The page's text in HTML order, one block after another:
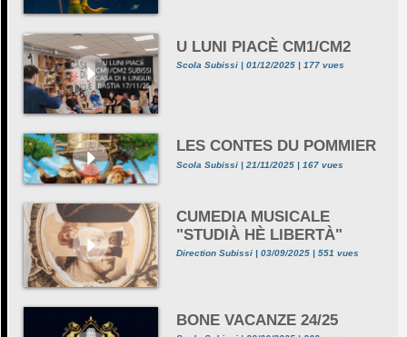
U LUNI PIACÈ CM1/CM2
Scola Subissi | 01/12/2025 | 177 vues
LES CONTES DU POMMIER
Scola Subissi | 21/11/2025 | 167 vues
CUMEDIA MUSICALE
"STUDIÀ HÈ LIBERTÀ"
Direction Subissi | 03/09/2025 | 551 vues
BONE VACANZE 24/25